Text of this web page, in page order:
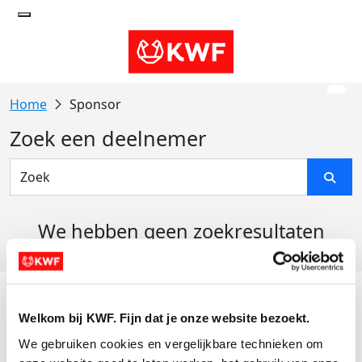
Welkom bij KWF. Fijn dat je onze website bezoekt.
We gebruiken cookies en vergelijkbare technieken om
Sponsor
Zoek een deelnemer
We hebben geen zoekresultaten
Actiematerialen
Evenementen